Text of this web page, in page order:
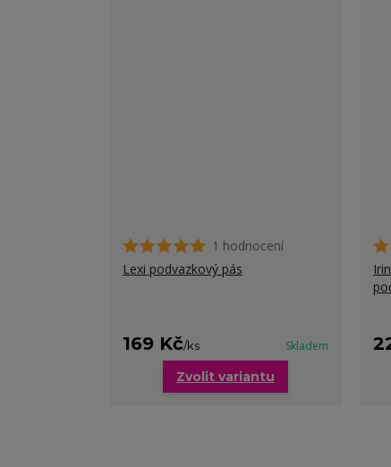
1 hodnocení
Lexi podvazkový pás
169 Kč/ks Skladem
Zvolit variantu